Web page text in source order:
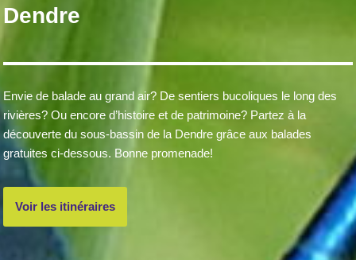
Dendre
Envie de balade au grand air? De sentiers bucoliques le long des
rivières? Ou encore d’histoire et de patrimoine? Partez à la
découverte du sous-bassin de la Dendre grâce aux balades
gratuites ci-dessous. Bonne promenade!
Voir les itinéraires